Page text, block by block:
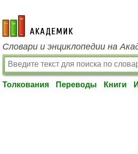
academic.ru
Словари и энциклопедии на
Толкования Переводы Книги